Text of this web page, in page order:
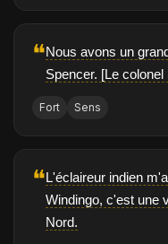
❝Nous avons un
Spencer. [Le colonel
Fort Sens
❝L'éclaireur indien
Windingo, c'est une
Nord.